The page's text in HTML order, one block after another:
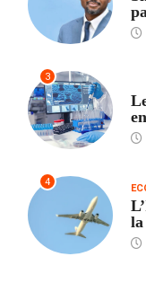
3
4
la